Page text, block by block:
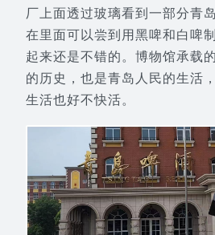
厂上面透过玻璃看到一部分青
在里面可以尝到用黑啤和白啤
起来还是不错的。博物馆承载
的历史，也是青岛人民的生活
生活也好不快活。